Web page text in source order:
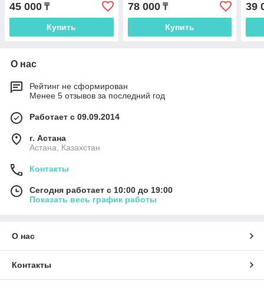
45 000 ₸
Купить
78 000₸
Купить
39
О нас
Рейтинг не сформирован
Менее 5 отзывов за последний год
Работает с 09.09.2014
г. Астана
Астана, Казахстан
Контакты
Сегодня работает с 10:00 до 19:00
Показать весь график работы
О нас
Контакты